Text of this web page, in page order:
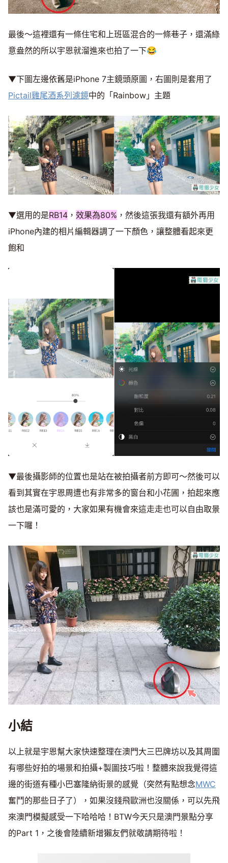
最後～這裡還有一條住宅和上班區混合的一條巷子，還滿綠
意盎然的所以宇恩就溜進來也拍了一下😂
▼下圖左邊依舊是iPhone 7主鏡頭原圖，右圖則是套用了
Pictail雞尾酒系列濾鏡中的「Rainbow」主題
▼選用的是RB14 ， 效果為80% ，然後這張我還有額外再用
iPhone內建的相片編輯器調了一下顏色，讓整體看起來更
飽和
▼最後攝影師的位置也是站在被拍攝者前方即可～然後可以
看到其實在宇恩周遭也有非常多的窗台和小花圃，拍起來應
該也是滿可愛的，大家如果有機會來這走走也可以自由取景
一下囉！
小結
以上就是宇恩幫大家快速整理在澳門大三巴牌坊以及其周圍
有哪些好拍的場景和拍攝+製圖技巧啦！整體來說我覺得這
邊的街道有種小巴塞隆納街景的感覺（突然有點想念MWC
奮鬥的那些日子了），如果沒錢飛歐洲也沒關係，可以先飛
來澳門模擬感受一下哈哈哈！BTW今天只是澳門景點分享
的Part 1，之後會陸續新增獺友們就敬請期待啦！